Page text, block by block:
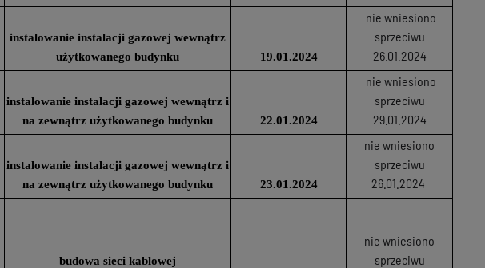
instalowanie instalacji gazowej wewnątrz
użytkowanego budynku
19.01.2024
nie wniesiono
sprzeciwu
26.01.2024
instalowanie instalacji gazowej wewnątrz i
na zewnątrz użytkowanego budynku
22.01.2024
nie wniesiono
sprzeciwu
29.01.2024
instalowanie instalacji gazowej wewnątrz i
na zewnątrz użytkowanego budynku
23.01.2024
nie wniesiono
sprzeciwu
26.01.2024
budowa sieci kablowej
nie wniesiono
sprzeciwu